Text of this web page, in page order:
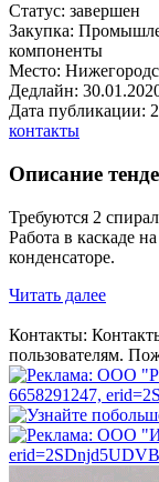
Статус: завершен
Закупка:
компоненты
Место:
Дедлайн:
Дата публикации:
контакты
Описание
Требуются 2
Работа в каскаде
конденсаторе.
Читать далее
Контакты:
пользователям.